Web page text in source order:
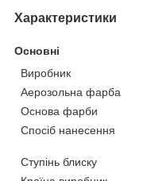
Характеристики
Основні
Виробник
Аерозольна фарба
Основа фарби
Спосіб нанесення
Ступінь блиску